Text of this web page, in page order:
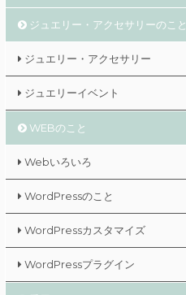
ジュエリー・アクセサリーのこと
ジュエリー・アクセサリー
ジュエリーイベント
WEBのこと
Webいろいろ
WordPressのこと
WordPressカスタマイズ
WordPressプラグイン